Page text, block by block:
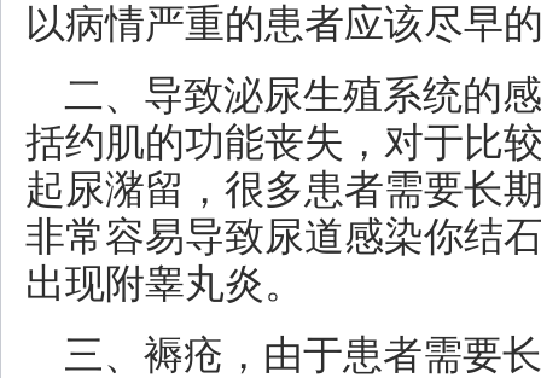
以病情严重的患者应该尽早
二、导致泌尿生殖系统的
括约肌的功能丧失，对于比
起尿潴留，很多患者需要长
非常容易导致尿道感染你结
出现附睾丸炎。
三、褥疮，由于患者需要